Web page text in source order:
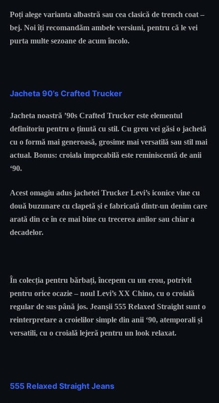
Poți alege varianta albastră sau cea clasică de trench coat –
bej. Noi îți recomandăm ambele versiuni, pentru că le vei
purta multe sezoane de acum încolo.
Jacheta 90’s Crafted Trucker
Jacheta noastră ’90s Crafted Trucker este elementul
definitoriu pentru o ținută cu stil. Cu greu vei găsi o jachetă
cu o formă mai generoasă, grosime mai versatilă sau stil mai
actual. Bonus: croiala impecabilă este reminiscentă de anii
‘90.
Acest omagiu adus jachetei Trucker Levi’s iconice vine cu
două buzunare cu clapetă și e fabricată dintr-un denim care
arată din ce în ce mai bine cu trecerea anilor sau chiar a
decadelor.
În colecția pentru bărbați, începem cu un erou, potrivit
pentru orice ocazie – noul Levi’s XX Chino, cu o croială
regular de sus până jos. Jeanșii 555 Relaxed Straight sunt o
reinterpretare a croielilor simple din anii ‘90, atemporali și
versatili, cu o croială lejeră pentru un look relaxat.
555 Relaxed Straight Jeans